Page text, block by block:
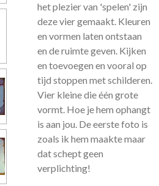
het plezier van 'spelen' zijn
deze vier gemaakt. Kleuren
en vormen laten ontstaan
en de ruimte geven. Kijken
en toevoegen en vooral op
tijd stoppen met schilderen.
Vier kleine die één grote
vormt. Hoe je hem ophangt
is aan jou. De eerste foto is
zoals ik hem maakte maar
dat schept geen
verplichting!